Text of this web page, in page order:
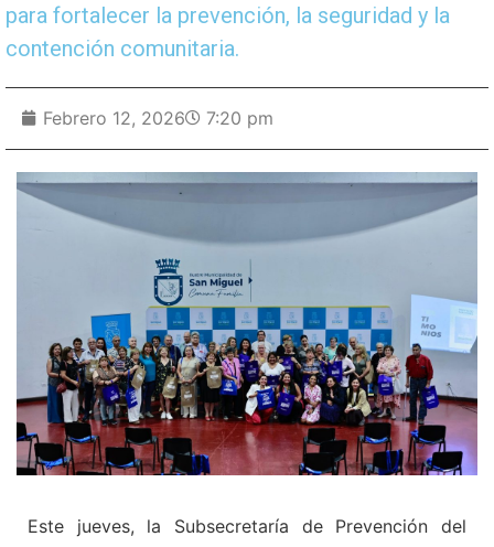
para fortalecer la prevención, la seguridad y la
contención comunitaria.
Febrero 12, 2026 7:20 pm
Este jueves, la Subsecretaría de Prevención del